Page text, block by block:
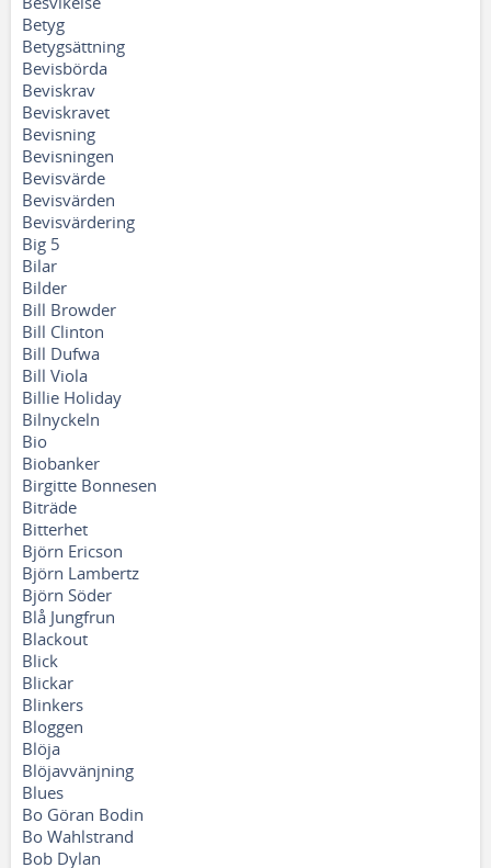
Betyg
Betygsättning
Bevisbörda
Beviskrav
Beviskravet
Bevisning
Bevisningen
Bevisvärde
Bevisvärden
Bevisvärdering
Big 5
Bilar
Bilder
Bill Browder
Bill Clinton
Bill Dufwa
Bill Viola
Billie Holiday
Bilnyckeln
Bio
Biobanker
Birgitte Bonnesen
Biträde
Bitterhet
Björn Ericson
Björn Lambertz
Björn Söder
Blå Jungfrun
Blackout
Blick
Blickar
Blinkers
Bloggen
Blöja
Blöjavvänjning
Blues
Bo Göran Bodin
Bo Wahlstrand
Bob Dylan